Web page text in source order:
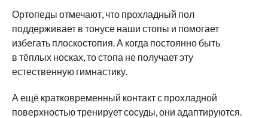
Ортопеды отмечают, что прохладный пол
поддерживает в тонусе наши стопы и помогает
избегать плоскостопия. А когда постоянно быть
в тёплых носках, то стопа не получает эту
естественную гимнастику.
А ещё кратковременный контакт с прохладной
поверхностью тренирует сосуды, они адаптируются.